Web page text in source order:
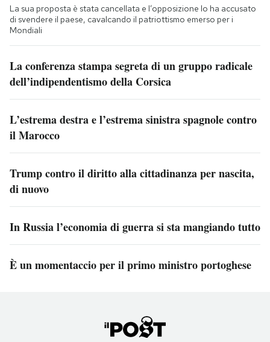
La sua proposta è stata cancellata e l’opposizione lo ha accusato
di svendere il paese, cavalcando il patriottismo emerso per i
Mondiali
La conferenza stampa segreta di un gruppo radicale
dell’indipendentismo della Corsica
L’estrema destra e l’estrema sinistra spagnole contro
il Marocco
Trump contro il diritto alla cittadinanza per nascita,
di nuovo
In Russia l’economia di guerra si sta mangiando tutto
È un momentaccio per il primo ministro portoghese